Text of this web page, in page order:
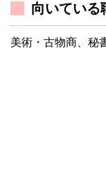
向いている
美術・古物商、秘